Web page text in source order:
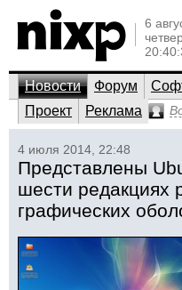
6
Новости Форум
Проект
Реклама
4 июля 2014, 22:48
Представлены
шести редакциях
графических